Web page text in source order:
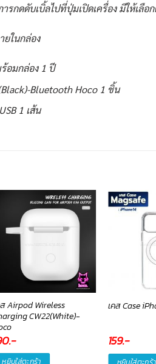
รกดดับเบิ้ลไปที่ปุ่มเปิดเครื่อง มีให้เลือ
ในกล่อง
อมกล่อง 1 ปี
Bluetooth Hoco 1 ชิ้น
1 เส้น
Airpod Wireless
CW22(White)-
.-
หยิบใส่ตะกร้า
เคส Case
159.-